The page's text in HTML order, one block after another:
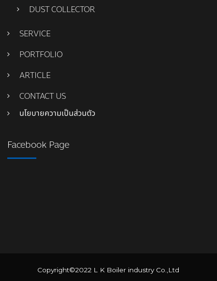
DUST COLLECTOR
SERVICE
PORTFOLIO
ARTICLE
CONTACT US
นโยบายความเป็นส่วนตัว
Facebook Page
Copyright©2022 L K Boiler industry Co.,Ltd